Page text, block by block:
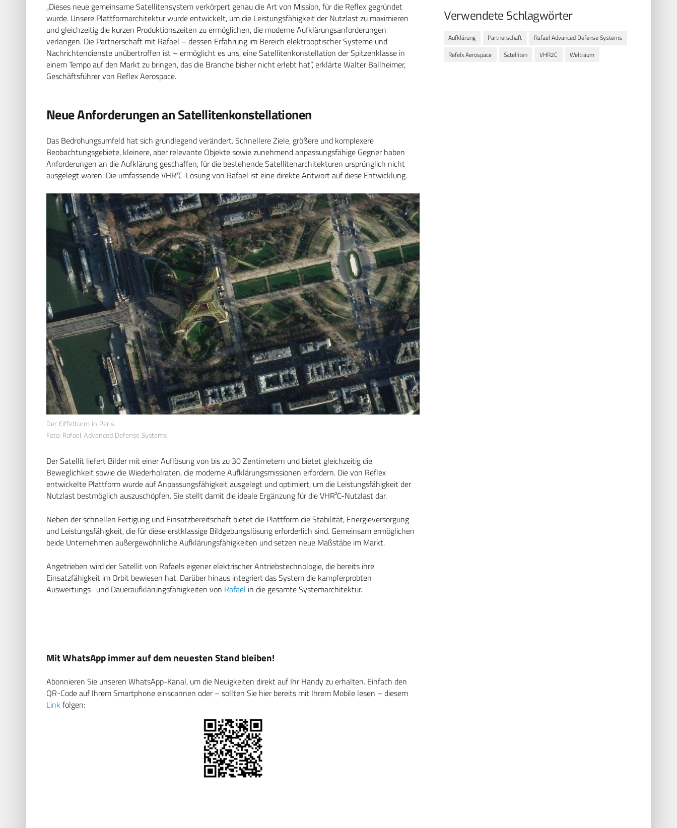
„Dieses neue gemeinsame Satellitensystem verkörpert genau die Art von Mission, für die Reflex gegründet
wurde. Unsere Plattformarchitektur wurde entwickelt, um die Leistungsfähigkeit der Nutzlast zu maximieren
und gleichzeitig die kurzen Produktionszeiten zu ermöglichen, die moderne Aufklärungsanforderungen
verlangen. Die Partnerschaft mit Rafael – dessen Erfahrung im Bereich elektrooptischer Systeme und
Nachrichtendienste unübertroffen ist – ermöglicht es uns, eine Satellitenkonstellation der Spitzenklasse in
einem Tempo auf den Markt zu bringen, das die Branche bisher nicht erlebt hat“, erklärte Walter Ballheimer,
Geschäftsführer von Reflex Aerospace.
Neue Anforderungen an Satellitenkonstellationen
Das Bedrohungsumfeld hat sich grundlegend verändert. Schnellere Ziele, größere und komplexere
Beobachtungsgebiete, kleinere, aber relevante Objekte sowie zunehmend anpassungsfähige Gegner haben
Anforderungen an die Aufklärung geschaffen, für die bestehende Satellitenarchitekturen ursprünglich nicht
ausgelegt waren. Die umfassende VHR²C-Lösung von Rafael ist eine direkte Antwort auf diese Entwicklung.
Der Eiffelturm in Paris.
Foto: Rafael Advanced Defense Systems
Der Satellit liefert Bilder mit einer Auflösung von bis zu 30 Zentimetern und bietet gleichzeitig die
Beweglichkeit sowie die Wiederholraten, die moderne Aufklärungsmissionen erfordern. Die von Reflex
entwickelte Plattform wurde auf Anpassungsfähigkeit ausgelegt und optimiert, um die Leistungsfähigkeit der
Nutzlast bestmöglich auszuschöpfen. Sie stellt damit die ideale Ergänzung für die VHR²C-Nutzlast dar.
Neben der schnellen Fertigung und Einsatzbereitschaft bietet die Plattform die Stabilität, Energieversorgung
und Leistungsfähigkeit, die für diese erstklassige Bildgebungslösung erforderlich sind. Gemeinsam ermöglichen
beide Unternehmen außergewöhnliche Aufklärungsfähigkeiten und setzen neue Maßstäbe im Markt.
Angetrieben wird der Satellit von Rafaels eigener elektrischer Antriebstechnologie, die bereits ihre
Einsatzfähigkeit im Orbit bewiesen hat. Darüber hinaus integriert das System die kampferprobten
Auswertungs- und Daueraufklärungsfähigkeiten von Rafael in die gesamte Systemarchitektur.
Mit WhatsApp immer auf dem neuesten Stand bleiben!
Abonnieren Sie unseren WhatsApp-Kanal, um die Neuigkeiten direkt auf Ihr Handy zu erhalten. Einfach den
QR-Code auf Ihrem Smartphone einscannen oder – sollten Sie hier bereits mit Ihrem Mobile lesen – diesem
Link folgen:
Verwendete Schlagwörter
Aufklärung Partnerschaft
Rafael Advanced Defense Systems
Refelx Aerospace
Satelliten VHR2C Weltraum